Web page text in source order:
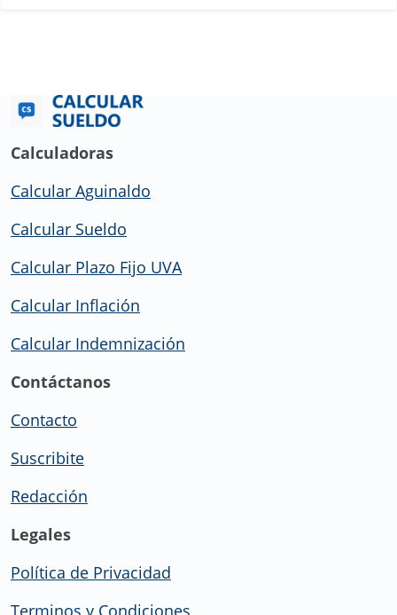
Calculadoras
Calcular Aguinaldo
Calcular Sueldo
Calcular Plazo Fijo UVA
Calcular Inflación
Calcular Indemnización
Contáctanos
Contacto
Suscribite
Redacción
Legales
Política de Privacidad
Terminos y Condiciones